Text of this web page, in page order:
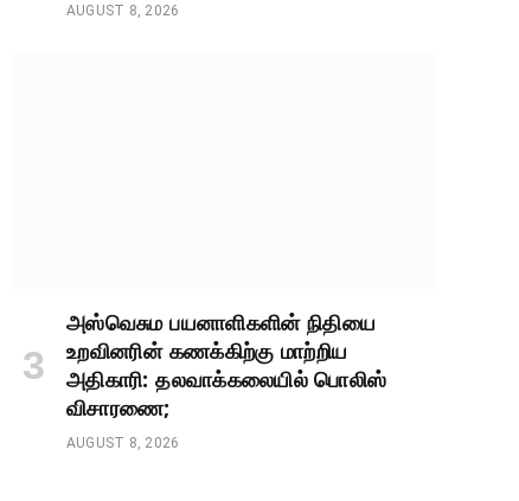
AUGUST 8, 2026
அஸ்வெசும பயனாளிகளின் நிதியை
உறவினரின் கணக்கிற்கு மாற்றிய
அதிகாரி: தலவாக்கலையில் பொலிஸ்
விசாரணை;
AUGUST 8, 2026